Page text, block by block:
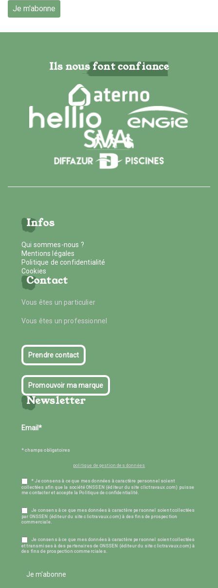
Je m'abonne
Ils nous font confiance
Infos
Qui sommes-nous ?
Mentions légales
Politique de confidentialité
Cookies
Contact
Vous êtes un particulier
Vous êtes un professionnel
Prendre contact
Promouvoir ma marque
Newsletter
* champs obligatoires
politique de gestion des données
* Je consens à ce que mes données à caractère personnel soient
collectées afin que la société ONSSEN (éditeur du site clictravaux.com) puisse
me contacter et accepte la Politique de confidentialité.
Je consens à ce que mes données à caractère personnel soient collectées
par ONSSEN (éditeur du site clictravaux.com) à des fins de prospection
commerciale.
Je consens à ce que mes données à caractère personnel soient collectées
et transmises à des partenaires de ONSSEN (éditeur du site clictravaux.com) à
des fins de prospection commerciales.
Je m'abonne